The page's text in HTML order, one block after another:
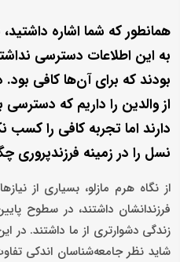
همانطور که شما اشاره
به این اطلاعات دسترسی
بودند که برای آن‌ها کافی
از والدین را داریم که دسترسی
دارند اما تجربه کافی را کسب
نسل را در زمینه فرزندپروری
از نگاه هرم مازلو، بسیاری از
فرزندانشان داشتند، در سطوح
زندگی دشوارتری از ما داشتند. در
شاید نظر جامعه‌شناسان اندکی